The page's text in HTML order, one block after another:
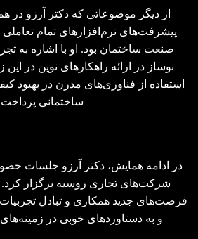
از دیگر موضوعاتی که دکتر آرزو در
پیشرفت‌های نرم‌افزارهای تمام
صنعت ساختمان بود. او با اشاره به
نوساز در ارائه راهکارهای نوین در این
استفاده از فناوری‌های مدرن در بهبود
ساختمانی
در ادامه همایش، دکتر آرزو جلسات
شرکت‌های تجاری روسیه برگزار کرد.
فرصت‌های جدید همکاری و تبادل
و به دستاوردهای خوبی در